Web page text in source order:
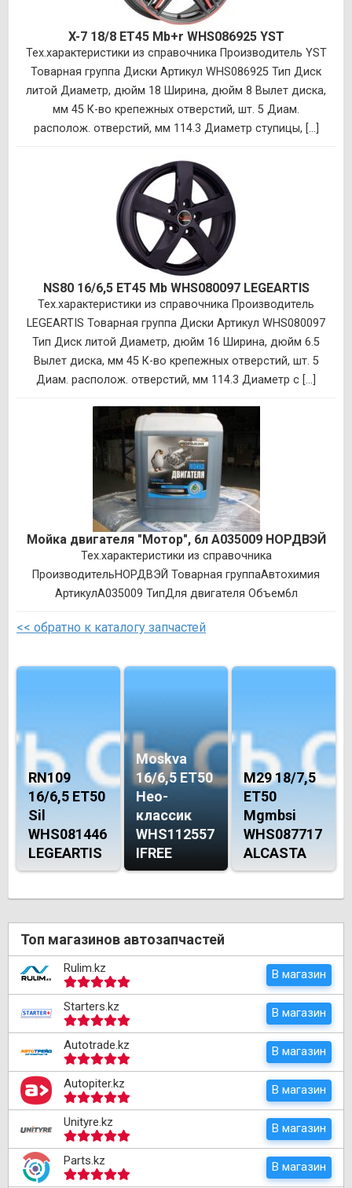
X-7 18/8 ET45 Mb+r WHS086925 YST
Тех.характеристики из справочника Производитель YST
Товарная группа Диски Артикул WHS086925 Тип Диск
литой Диаметр, дюйм 18 Ширина, дюйм 8 Вылет диска,
мм 45 К-во крепежных отверстий, шт. 5 Диам.
располож. отверстий, мм 114.3 Диаметр ступицы, [...]
NS80 16/6,5 ET45 Mb WHS080097 LEGEARTIS
Тех.характеристики из справочника Производитель
LEGEARTIS Товарная группа Диски Артикул WHS080097
Тип Диск литой Диаметр, дюйм 16 Ширина, дюйм 6.5
Вылет диска, мм 45 К-во крепежных отверстий, шт. 5
Диам. располож. отверстий, мм 114.3 Диаметр с [...]
Мойка двигателя "Мотор", 6л A035009 НОРДВЭЙ
Тех.характеристики из справочника
ПроизводительНОРДВЭЙ Товарная группаАвтохимия
АртикулA035009 ТипДля двигателя Объем6л
<< обратно к каталогу запчастей
RN109
16/6,5 ET50
Sil
WHS081446
LEGEARTIS
Moskva
16/6,5 ET50
Нео-
классик
WHS112557
IFREE
M29 18/7,5
ET50
Mgmbsi
WHS087717
ALCASTA
Топ магазинов автозапчастей
Rulim.kz В магазин
Starters.kz В магазин
Autotrade.kz В магазин
Autopiter.kz В магазин
Unityre.kz В магазин
Parts.kz В магазин